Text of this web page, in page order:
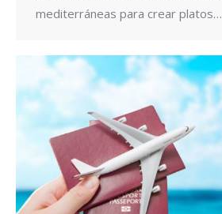
mediterráneas para crear platos…